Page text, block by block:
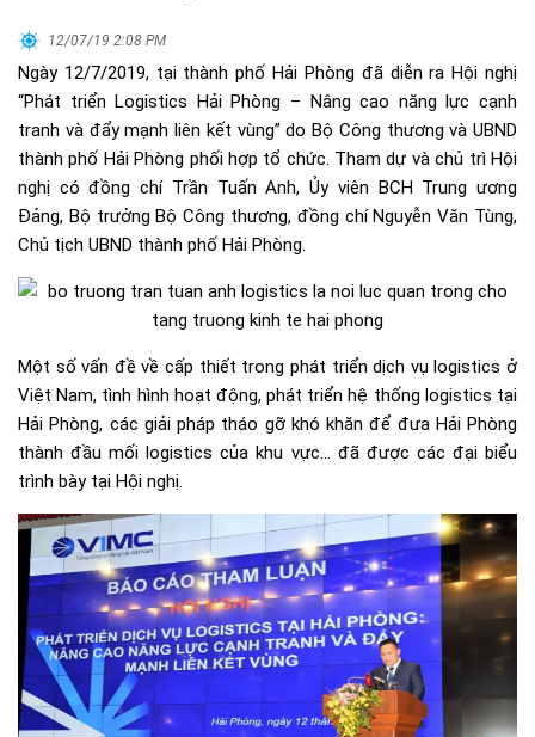
12/07/19 2:08 PM
Ngày 12/7/2019, tại thành phố Hải Phòng đã diễn ra Hội nghị
“Phát triển Logistics Hải Phòng – Nâng cao năng lực cạnh
tranh và đẩy mạnh liên kết vùng” do Bộ Công thương và UBND
thành phố Hải Phòng phối hợp tổ chức. Tham dự và chủ trì Hội
nghị có đồng chí Trần Tuấn Anh, Ủy viên BCH Trung ương
Đảng, Bộ trưởng Bộ Công thương, đồng chí Nguyễn Văn Tùng,
Chủ tịch UBND thành phố Hải Phòng.
Một số vấn đề về cấp thiết trong phát triển dịch vụ logistics ở
Việt Nam, tình hình hoạt động, phát triển hệ thống logistics tại
Hải Phòng, các giải pháp tháo gỡ khó khăn để đưa Hải Phòng
thành đầu mối logistics của khu vực… đã được các đại biểu
trình bày tại Hội nghị.